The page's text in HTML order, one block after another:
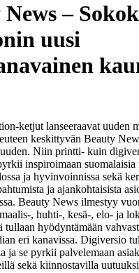
–
uusi
ketjut lanseeraavat uuden
keskittyvän Beauty
Niin printti- kuin
inspiroimaan suomalaisia
ja hyvinvoinnissa sekä
ja ajankohtaisista
Beauty News ilmestyy
, huhti-, kesä-, elo- ja
tullaan hyödyntämään
eri kanavissa. Digiversio
ja se pyrkii palvelemaan
sekä kiinnostavilla